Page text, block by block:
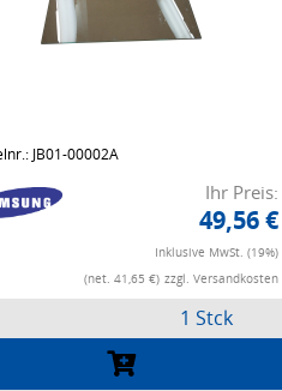
JB01-00002A
Ihr Preis:
49,56 €
Inklusive MwSt. (19%)
(net. 41,65 €) zzgl. Versandkosten
1 Stck